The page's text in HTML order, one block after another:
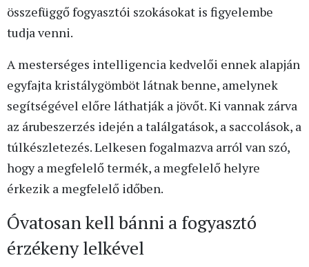
összefüggő fogyasztói szokásokat is figyelembe
tudja venni.
A mesterséges intelligencia kedvelői ennek alapján
egyfajta kristálygömböt látnak benne, amelynek
segítségével előre láthatják a jövőt. Ki vannak zárva
az árubeszerzés idején a találgatások, a saccolások, a
túlkészletezés. Lelkesen fogalmazva arról van szó,
hogy a megfelelő termék, a megfelelő helyre
érkezik a megfelelő időben.
Óvatosan kell bánni a fogyasztó
érzékeny lelkével